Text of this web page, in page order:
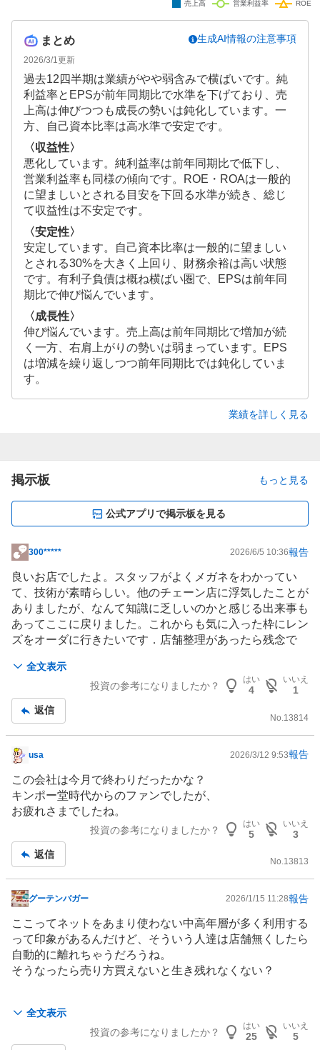
まとめ
2026/3/1更新
生成AI情報の注意事項
過去12四半期は業績がやや弱含みで横ばいです。純
利益率とEPSが前年同期比で水準を下げており、売
上高は伸びつつも成長の勢いは鈍化しています。一
方、自己資本比率は高水準で安定です。
〈収益性〉
悪化しています。純利益率は前年同期比で低下し、
営業利益率も同様の傾向です。ROE・ROAは一般的
に望ましいとされる目安を下回る水準が続き、総じ
て収益性は不安定です。
〈安定性〉
安定しています。自己資本比率は一般的に望ましい
とされる30%を大きく上回り、財務余裕は高い状態
です。有利子負債は概ね横ばい圏で、EPSは前年同
期比で伸び悩んでいます。
〈成長性〉
伸び悩んでいます。売上高は前年同期比で増加が続
く一方、右肩上がりの勢いは弱まっています。EPS
は増減を繰り返しつつ前年同期比では鈍化していま
す。
業績を詳しく見る
掲示板 もっと見る
公式アプリで掲示板を見る
掲
示
板
記
事
300***** 2026/6/5 10:36報告
全文表示
良いお店でしたよ。スタッフがよくメガネをわかってい
て、技術が素晴らしい。他のチェーン店に浮気したことが
ありましたが、なんて知識に乏しいのかと感じる出来事も
あってここに戻りました。これからも気に入った枠にレン
ズをオーダに行きたいです．店舗整理があったら残念で
投資の参考になりましたか？
はい
4
いいえ
1
返信
No. 13814
掲
示
板
記
usa 2026/3/12 9:53報告
この会社は今月で終わりだったかな？
キンポー堂時代からのファンでしたが、
お疲れさまでしたね。
投資の参考になりましたか？
はい
5
いいえ
3
返信
No.13813
掲
示
板
記
事
グーテンバガー 2026/1/15 11:28報告
全文表示
ここってネットをあまり使わない中高年層が多く利用する
って印象があるんだけど、そういう人達は店舗無くしたら
自動的に離れちゃうだろうね。
そうなったら売り方買えないと生き残れなくない？
いサービスが良いと思っているので、そのあたりの個性を
無くしたらどうなるかな？投資の参考になりましたか？
はい
25
いいえ
5